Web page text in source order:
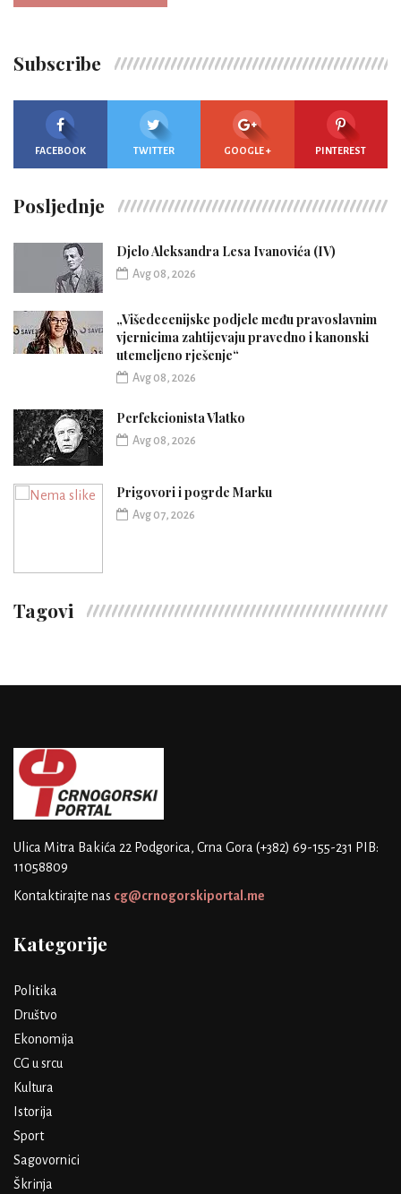
Subscribe
FACEBOOK TWITTER GOOGLE + PINTEREST
Posljednje
Djelo Aleksandra Lesa Ivanovića (IV)
Avg 08, 2026
„Višedecenijske podjele među pravoslavnim
vjernicima zahtijevaju pravedno i kanonski
utemeljeno rješenje“
Avg 08, 2026
Perfekcionista Vlatko
Avg 08, 2026
Prigovori i pogrde Marku
Avg 07, 2026
Tagovi
Ulica Mitra Bakića 22 Podgorica, Crna Gora (+382) 69-155-231 PIB:
11058809
Kontaktirajte nas cg@crnogorskiportal.me
Kategorije
Politika
Društvo
Ekonomija
CG u srcu
Kultura
Istorija
Sport
Sagovornici
Škrinja